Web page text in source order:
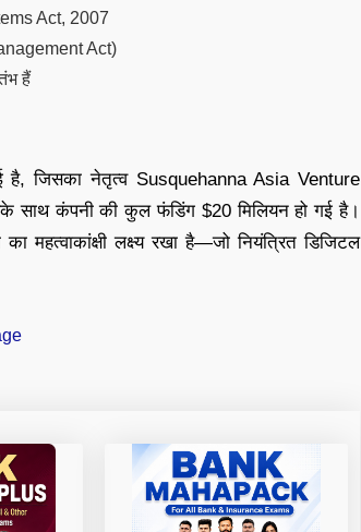
Act, 2007
Act)
हैं
जिसका नेतृत्व Susquehanna Asia Venture
साथ कंपनी की कुल फंडिंग $20 मिलियन हो गई है।
महत्वाकांक्षी लक्ष्य रखा है—जो नियंत्रित डिजिटल